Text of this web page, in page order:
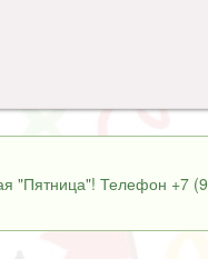
"Пятница"! Телефон +7